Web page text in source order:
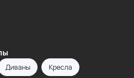
Диваны Кресла